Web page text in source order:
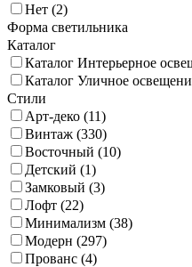
Нет (2)
Форма светильника
Каталог
Каталог Интерьерное
Каталог Уличное
Стили
Арт-деко (11)
Винтаж (330)
Восточный (10)
Детский (1)
Замковый (3)
Лофт (22)
Минимализм (38)
Модерн (297)
Прованс (4)